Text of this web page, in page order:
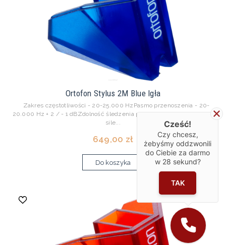
Ortofon Stylus 2M Blue Igła
Zakres częstotliwości - 20-25.000 HzPasmo przenoszenia - 20-
20.000 Hz + 2 / - 1 dBZdolność śledzenia przy 315 Hz przy zalecanej
sile...
649,00 zł
Do koszyka
Cześć!
Czy chcesz,
żebyśmy oddzwonili
do Ciebie za darmo
w 28 sekund?
TAK